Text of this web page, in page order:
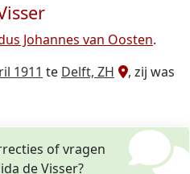
Johannes van Oosten.
1911 te Delft, ZH
, zij was
of vragen
de Visser?